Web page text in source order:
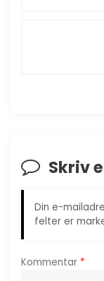
s
n
v
Skriv
Din e-
felter er
Kommentar *